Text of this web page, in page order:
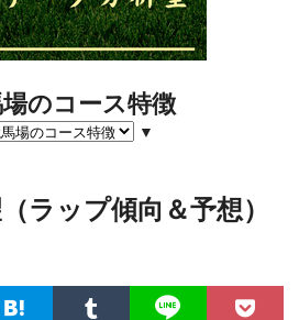
のコース特徴
▼
ラップ傾向＆予想）